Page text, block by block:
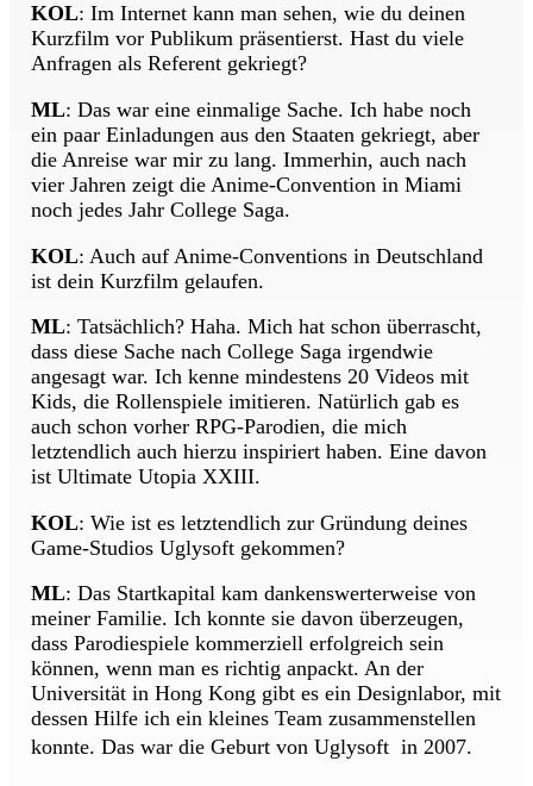
KOL: Im Internet kann man sehen, wie du deinen
Kurzfilm vor Publikum präsentierst. Hast du viele
Anfragen als Referent gekriegt?
ML: Das war eine einmalige Sache. Ich habe noch
ein paar Einladungen aus den Staaten gekriegt, aber
die Anreise war mir zu lang. Immerhin, auch nach
vier Jahren zeigt die Anime-Convention in Miami
noch jedes Jahr College Saga.
KOL: Auch auf Anime-Conventions in Deutschland
ist dein Kurzfilm gelaufen.
ML: Tatsächlich? Haha. Mich hat schon überrascht,
dass diese Sache nach College Saga irgendwie
angesagt war. Ich kenne mindestens 20 Videos mit
Kids, die Rollenspiele imitieren. Natürlich gab es
auch schon vorher RPG-Parodien, die mich
letztendlich auch hierzu inspiriert haben. Eine davon
ist Ultimate Utopia XXIII.
KOL: Wie ist es letztendlich zur Gründung deines
Game-Studios Uglysoft gekommen?
ML: Das Startkapital kam dankenswerterweise von
meiner Familie. Ich konnte sie davon überzeugen,
dass Parodiespiele kommerziell erfolgreich sein
können, wenn man es richtig anpackt. An der
Universität in Hong Kong gibt es ein Designlabor, mit
dessen Hilfe ich ein kleines Team zusammenstellen
konnte. Das war die Geburt von Uglysoft  in 2007.